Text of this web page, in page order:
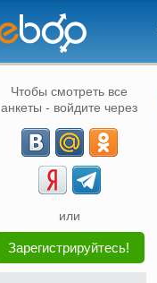
Чтобы смотреть все
анкеты - войдите через
или
Зарегистрируйтесь!